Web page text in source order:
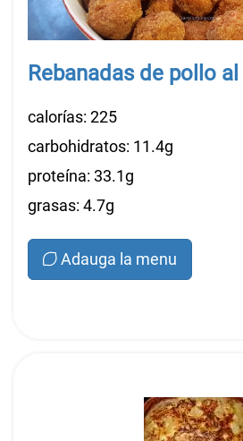
Rebanadas de pollo
calorías: 225
carbohidratos: 11.4g
proteína: 33.1g
grasas: 4.7g
Adauga la menu